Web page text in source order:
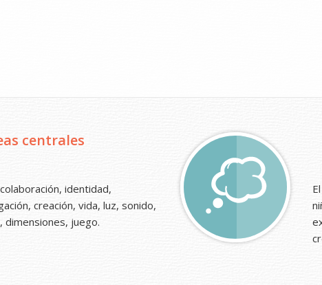
centrales
identidad,
creación, vida, luz, sonido,
dimensiones, juego.